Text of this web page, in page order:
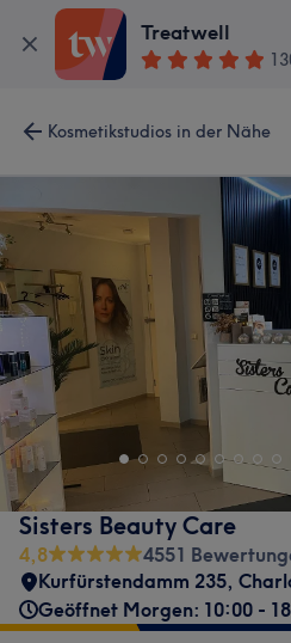
Treatwell
Kosmetikstudios in der Nähe
Sisters Beauty Care
4,8
4551
Kurfürstendamm 235,
Geöffnet Morgen: 10:00 -